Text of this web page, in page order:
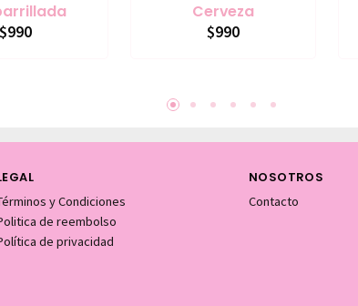
$990
Cerveza
$990
y Condiciones
de reembolso
de privacidad
NOSOTROS
Contacto